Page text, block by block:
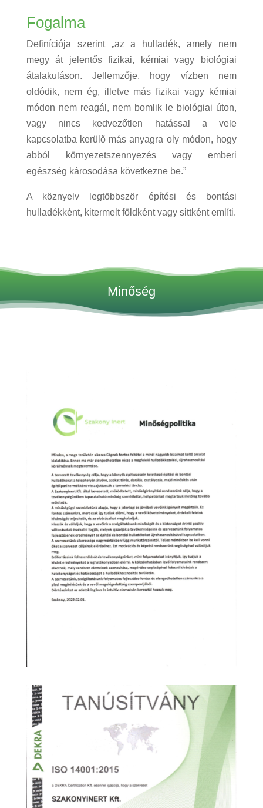
Fogalma
Definíciója szerint „az a hulladék, amely nem
megy át jelentős fizikai, kémiai vagy biológiai
átalakuláson. Jellemzője, hogy vízben nem
oldódik, nem ég, illetve más fizikai vagy kémiai
módon nem reagál, nem bomlik le biológiai úton,
vagy nincs kedvezőtlen hatással a vele
kapcsolatba kerülő más anyagra oly módon, hogy
abból környezetszennyezés vagy emberi
egészség károsodása következne be.”
A köznyelv legtöbbször építési és bontási
hulladékként, kitermelt földként vagy sittként említi.
Minőség